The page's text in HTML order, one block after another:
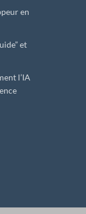
en
et
l’IA